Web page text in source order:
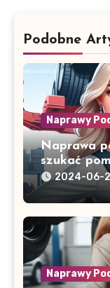
Podobne
Naprawy
Naprawa
szukać
2024-06-
Naprawy